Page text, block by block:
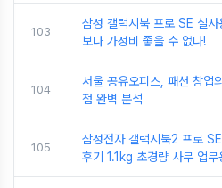
103
삼성 갤럭시북 프로 SE 실사
보다 가성비 좋을 수 없다!
104
서울 공유오피스, 패션 창업
점 완벽 분석
105
삼성전자 갤럭시북2 프로
후기 1.1kg 초경량 사무 업